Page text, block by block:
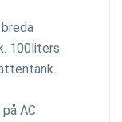
100liters
AC.